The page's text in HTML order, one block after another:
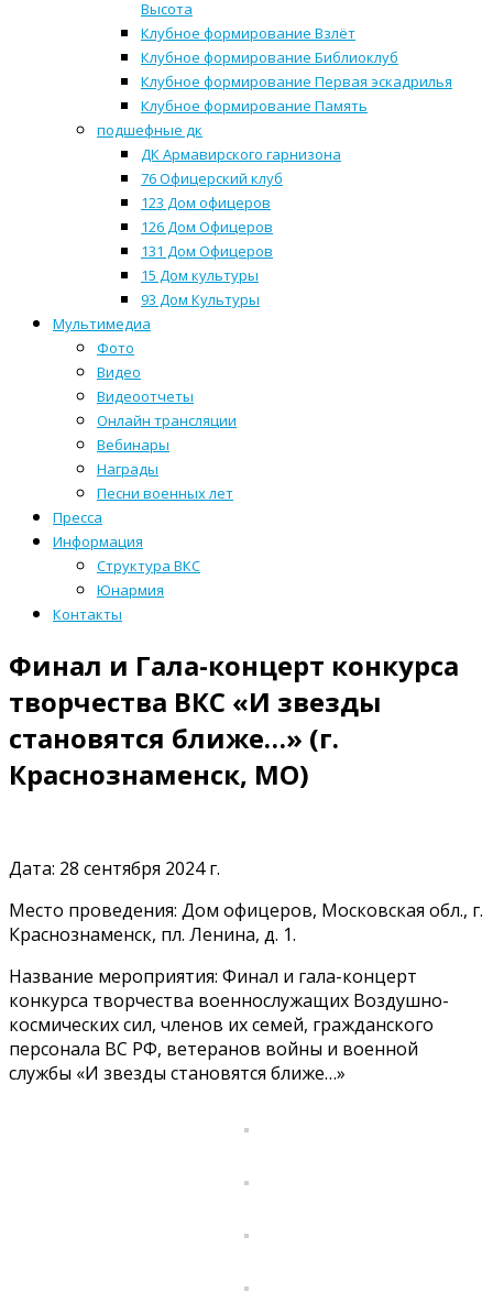
Высота
Клубное формирование Взлёт
Клубное формирование Библиоклуб
Клубное формирование Первая эскадрилья
Клубное формирование Память
подшефные дк
ДК Армавирского гарнизона
76 Офицерский клуб
123 Дом офицеров
126 Дом Офицеров
131 Дом Офицеров
15 Дом культуры
93 Дом Культуры
Мультимедиа
Фото
Видео
Видеоотчеты
Онлайн трансляции
Вебинары
Награды
Песни военных лет
Пресса
Информация
Структура ВКС
Юнармия
Контакты
Финал и Гала-концерт конкурса
творчества ВКС «И звезды
становятся ближе…» (г.
Краснознаменск, МО)
Дата: 28 сентября 2024 г.
Место проведения: Дом офицеров, Московская обл., г.
Краснознаменск, пл. Ленина, д. 1.
Название мероприятия: Финал и гала-концерт
конкурса творчества военнослужащих Воздушно-
космических сил, членов их семей, гражданского
персонала ВС РФ, ветеранов войны и военной
службы «И звезды становятся ближе…»